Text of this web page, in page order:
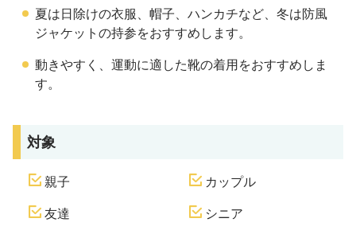
夏は日除けの衣服、帽子、ハンカチなど、冬は防風
ジャケットの持参をおすすめします。
動きやすく、運動に適した靴の着用をおすすめしま
す。
対象
親子
カップル
友達
シニア